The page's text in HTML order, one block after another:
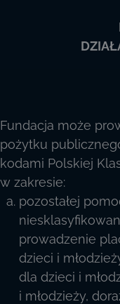
Fundacja może
pożytku
kodami Polskiej
w zakresie:
pozostałej
prowadzenie
dzieci i
dla dzieci i
i młodzieży,